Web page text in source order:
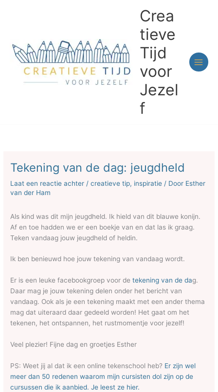
Crea
tieve
Tijd
voor
Jezel
f
Tekening van de dag: jeugdheld
Laat een reactie achter /creatieve tip, inspiratie / Door Esther
van der Ham
Als kind was dit mijn jeugdheld. Ik hield van dit blauwe konijn.
Af en toe hadden we er een boekje van en dat las ik graag.
Teken vandaag jouw jeugdheld of heldin.
Ik ben benieuwd hoe jouw tekening van vandaag wordt.
Er is een leuke facebookgroep voor detekening van de dag.
Daar mag je jouw tekening delen onder het bericht van
vandaag. Ook als je een tekening maakt met een ander thema
mag dat uiteraard daar gedeeld worden! Het gaat om het
tekenen, het ontspannen, het rustmomentje voor jezelf!
Veel plezier! Fijne dag en groetjes Esther
PS: Weet jij al dat ik een online tekenschool heb? Er zijn wel
meer dan 50 redenen waarom mijn cursisten dol zijn op de
cursussen die ik aanbied. Je leest ze hier.